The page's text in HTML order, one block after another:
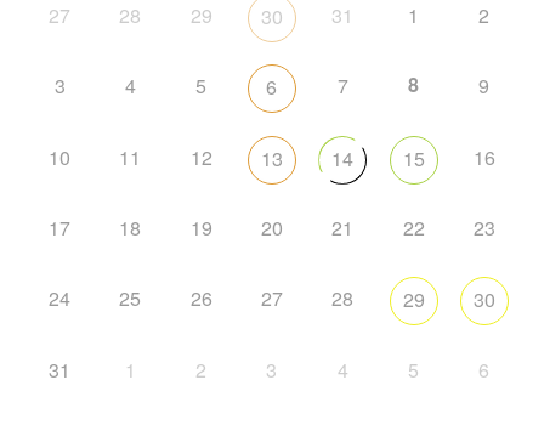
27 28 29 30 31 1 2
3 4 5 6 7 8 9
10 11 12 13 14 15 16
17 18 19 20 21 22 23
24 25 26 27 28 29 30
31 1 2 3 4 5 6